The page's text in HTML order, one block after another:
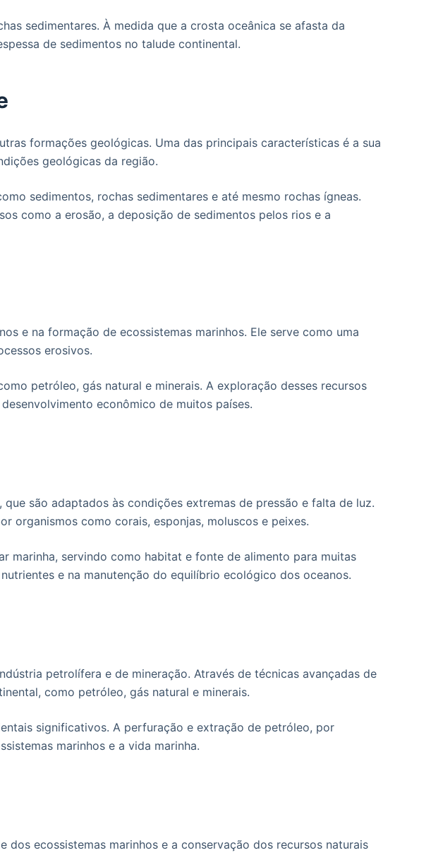
sedimentares. À medida que a crosta oceânica se afasta da
de sedimentos no talude continental.
formações geológicas. Uma das principais características é a sua
geológicas da região.
sedimentos, rochas sedimentares e até mesmo rochas ígneas.
como a erosão, a deposição de sedimentos pelos rios e a
e na formação de ecossistemas marinhos. Ele serve como uma
erosivos.
petróleo, gás natural e minerais. A exploração desses recursos
econômico de muitos países.
são adaptados às condições extremas de pressão e falta de luz.
organismos como corais, esponjas, moluscos e peixes.
marinha, servindo como habitat e fonte de alimento para muitas
e na manutenção do equilíbrio ecológico dos oceanos.
petrolífera e de mineração. Através de técnicas avançadas de
como petróleo, gás natural e minerais.
significativos. A perfuração e extração de petróleo, por
marinhos e a vida marinha.
ecossistemas marinhos e a conservação dos recursos naturais